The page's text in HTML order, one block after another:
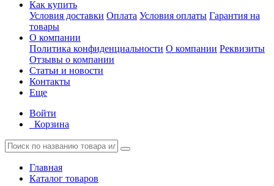
Как купить
Условия доставки Оплата Условия оплаты Гарантия на
товары
О компании
Политика конфиденциальности О компании Реквизиты
Отзывы о компании
Статьи и новости
Контакты
Еще
Войти
Корзина
Главная
Каталог товаров